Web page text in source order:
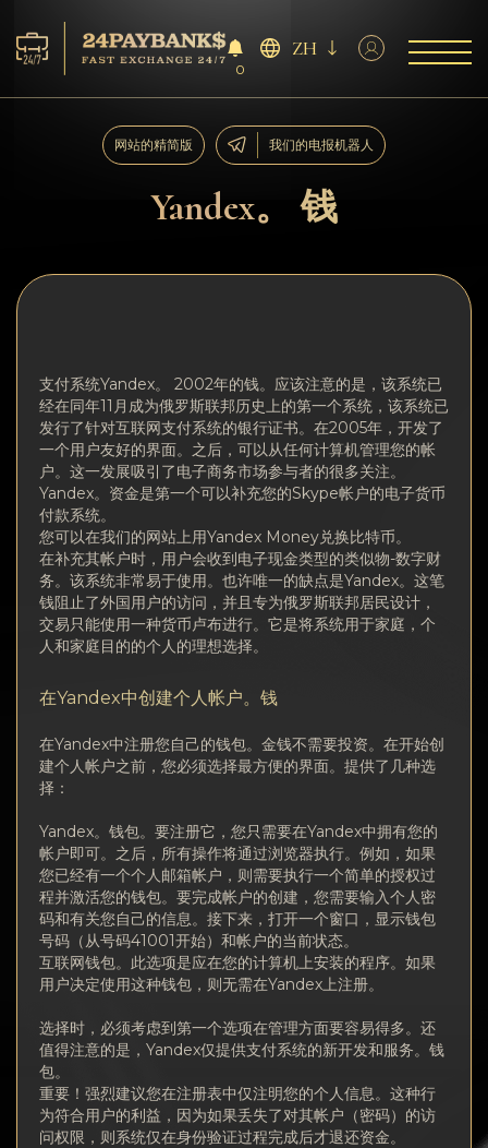
服务
规则
AML/CFT
隐私
联系方式
Wiki
FAQ
名誉
网站地图
0
ZH
Yandex。 钱
网站的精简版 我们的电报机器人
支付系统Yandex。 2002年的钱。应该注意的是，该系统已
经在同年11月成为俄罗斯联邦历史上的第一个系统，该系统已
发行了针对互联网支付系统的银行证书。在2005年，开发了
一个用户友好的界面。之后，可以从任何计算机管理您的帐
户。这一发展吸引了电子商务市场参与者的很多关注。
Yandex。资金是第一个可以补充您的Skype帐户的电子货币
付款系统。
您可以在我们的网站上用Yandex Money兑换比特币。
在补充其帐户时，用户会收到电子现金类型的类似物-数字财
务。该系统非常易于使用。也许唯一的缺点是Yandex。这笔
钱阻止了外国用户的访问，并且专为俄罗斯联邦居民设计，
交易只能使用一种货币卢布进行。它是将系统用于家庭，个
人和家庭目的的个人的理想选择。
在Yandex中创建个人帐户。钱
在Yandex中注册您自己的钱包。金钱不需要投资。在开始创
建个人帐户之前，您必须选择最方便的界面。提供了几种选
择：
Yandex。钱包。要注册它，您只需要在Yandex中拥有您的
帐户即可。之后，所有操作将通过浏览器执行。例如，如果
您已经有一个个人邮箱帐户，则需要执行一个简单的授权过
程并激活您的钱包。要完成帐户的创建，您需要输入个人密
码和有关您自己的信息。接下来，打开一个窗口，显示钱包
号码（从号码41001开始）和帐户的当前状态。
互联网钱包。此选项是应在您的计算机上安装的程序。如果
用户决定使用这种钱包，则无需在Yandex上注册。
选择时，必须考虑到第一个选项在管理方面要容易得多。还
值得注意的是，Yandex仅提供支付系统的新开发和服务。钱
包。
重要！强烈建议您在注册表中仅注明您的个人信息。这种行
为符合用户的利益，因为如果丢失了对其帐户（密码）的访
问权限，则系统仅在身份验证过程完成后才退还资金。